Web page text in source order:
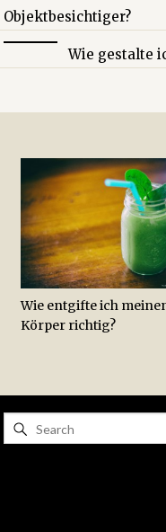
Objektbesichtiger?
Wie gestalte
Wie entgifte ich
Körper richtig?